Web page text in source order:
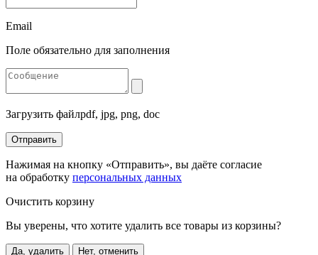
Email
Поле обязательно для заполнения
Загрузить файлpdf, jpg, png, doc
Отправить
Нажимая на кнопку «Отправить», вы даёте согласие
на обработку персональных данных
Очистить корзину
Вы уверены, что хотите удалить все товары из корзины?
Да, удалить Нет, отменить